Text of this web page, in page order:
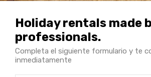
Holiday rentals made
professionals.
Completa el siguiente formulario y te
inmediatamente